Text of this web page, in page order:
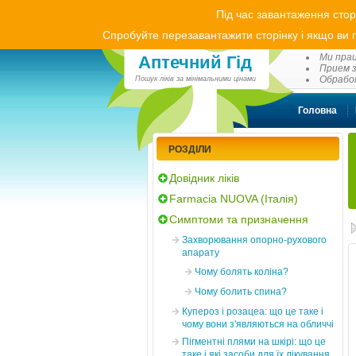
Аптечний Гід
Пошук ліків за мінімальними цінами
Під час завантаження
Спробуйте перезавантажити сторінку і якщо ви
Ми
Прием
Головна
РОЗДІЛИ
Довідник ліків
Farmacia NUOVA (Італія)
Симптоми та призначення
Захворювання опорно-рухового
апарату
Чому болять коліна?
Чому болить спина?
Купероз і розацеа: що це таке і
чому вони з'являються на обличчі
Пігментні плями на шкірі: що це